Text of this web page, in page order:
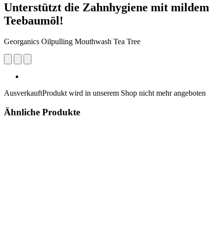
Unterstützt die Zahnhygiene mit mildem
Teebaumöl!
Georganics Oilpulling Mouthwash Tea Tree
AusverkauftProdukt wird in unserem Shop nicht mehr angeboten
Ähnliche Produkte